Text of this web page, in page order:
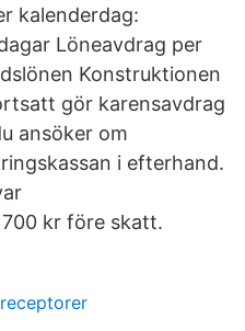
kalenderdag:
Löneavdrag per
Konstruktionen
gör karensavdrag
ansöker om
i efterhand.
kr före skatt.